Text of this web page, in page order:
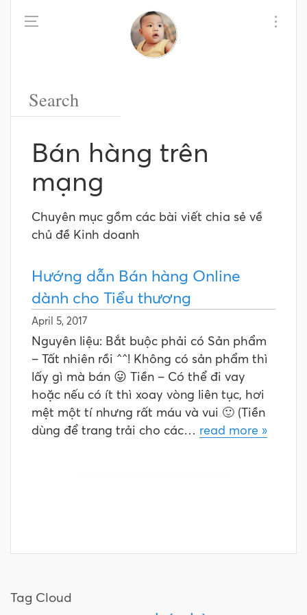
Bán hàng trên
mạng
Chuyên mục gồm các bài viết chia sẻ về
chủ đề Kinh doanh
Hướng dẫn Bán hàng Online
dành cho Tiểu thương
April 5, 2017
Nguyên liệu: Bắt buộc phải có Sản phẩm
– Tất nhiên rồi ^^! Không có sản phẩm thì
lấy gì mà bán 😛 Tiền – Có thể đi vay
hoặc nếu có ít thì xoay vòng liên tục, hơi
mệt một tí nhưng rất máu và vui 🙂 (Tiền
dùng để trang trải cho các… read more »
Tag Cloud